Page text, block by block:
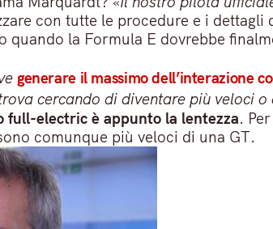
con tutte le procedure e i
quando la Formula E dovrebbe
generare il massimo dell’interazione
cercando di diventare più veloci
full-electric è appunto la lentezza.
comunque più veloci di una GT.